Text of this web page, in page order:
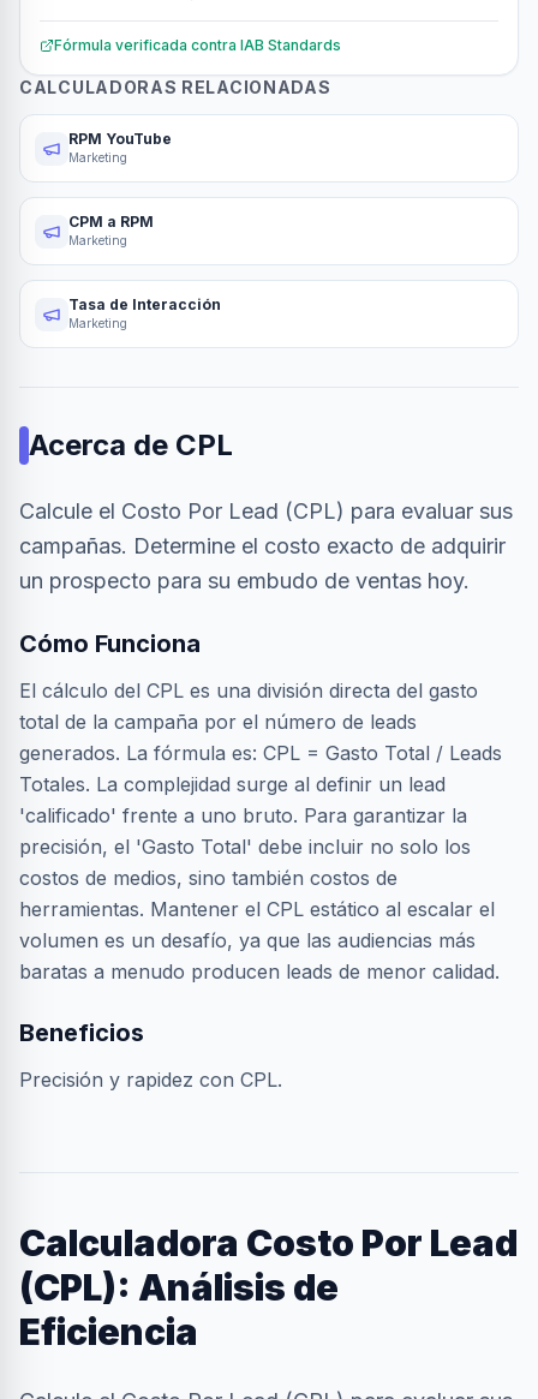
Fórmula verificada contra IAB Standards
CALCULADORAS RELACIONADAS
RPM YouTube
Marketing
CPM a RPM
Marketing
Tasa de Interacción
Marketing
Acerca de CPL
Calcule el Costo Por Lead (CPL) para evaluar sus
campañas. Determine el costo exacto de adquirir
un prospecto para su embudo de ventas hoy.
Cómo Funciona
El cálculo del CPL es una división directa del gasto
total de la campaña por el número de leads
generados. La fórmula es: CPL = Gasto Total / Leads
Totales. La complejidad surge al definir un lead
'calificado' frente a uno bruto. Para garantizar la
precisión, el 'Gasto Total' debe incluir no solo los
costos de medios, sino también costos de
herramientas. Mantener el CPL estático al escalar el
volumen es un desafío, ya que las audiencias más
baratas a menudo producen leads de menor calidad.
Beneficios
Precisión y rapidez con CPL.
Calculadora Costo Por Lead
(CPL): Análisis de
Eficiencia